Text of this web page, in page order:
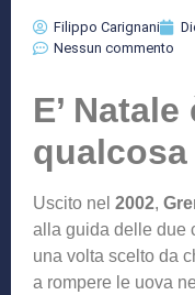
Filippo Carignani
Nessun commento
E’ Natale
Uscito nel 2002,
alla guida delle due
una volta scelto da
a rompere le uova